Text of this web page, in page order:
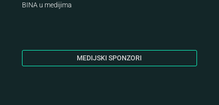
BINA u medijima
MEDIJSKI SPONZORI